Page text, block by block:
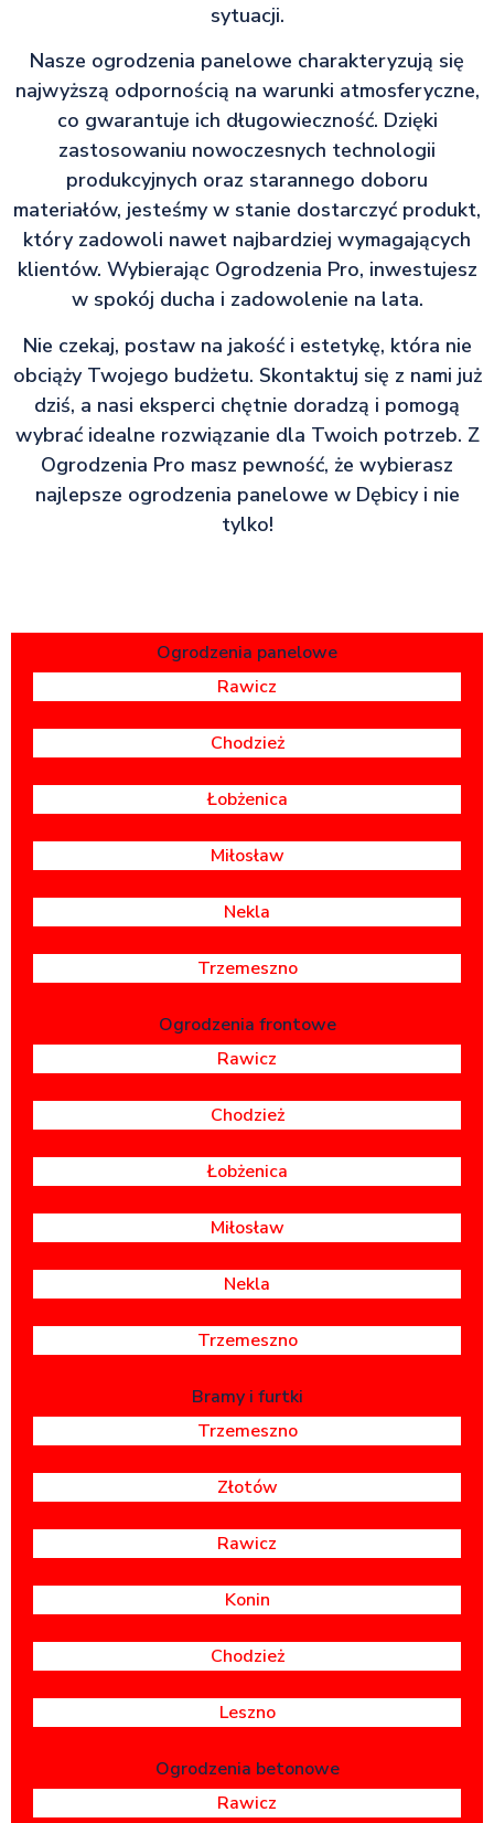
sytuacji.
Nasze ogrodzenia panelowe charakteryzują się
najwyższą odpornością na warunki atmosferyczne,
co gwarantuje ich długowieczność. Dzięki
zastosowaniu nowoczesnych technologii
produkcyjnych oraz starannego doboru
materiałów, jesteśmy w stanie dostarczyć produkt,
który zadowoli nawet najbardziej wymagających
klientów. Wybierając Ogrodzenia Pro, inwestujesz
w spokój ducha i zadowolenie na lata.
Nie czekaj, postaw na jakość i estetykę, która nie
obciąży Twojego budżetu. Skontaktuj się z nami już
dziś, a nasi eksperci chętnie doradzą i pomogą
wybrać idealne rozwiązanie dla Twoich potrzeb. Z
Ogrodzenia Pro masz pewność, że wybierasz
najlepsze ogrodzenia panelowe w Dębicy i nie
tylko!
Ogrodzenia panelowe
Rawicz
Chodzież
Łobżenica
Miłosław
Nekla
Trzemeszno
Ogrodzenia frontowe
Rawicz
Chodzież
Łobżenica
Miłosław
Nekla
Trzemeszno
Bramy i furtki
Trzemeszno
Złotów
Rawicz
Konin
Chodzież
Leszno
Ogrodzenia betonowe
Rawicz